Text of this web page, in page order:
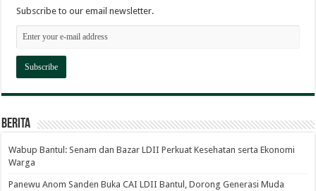
Subscribe to our email newsletter.
Berita
Wabup Bantul: Senam dan Bazar LDII Perkuat Kesehatan serta Ekonomi
Warga
Panewu Anom Sanden Buka CAI LDII Bantul, Dorong Generasi Muda